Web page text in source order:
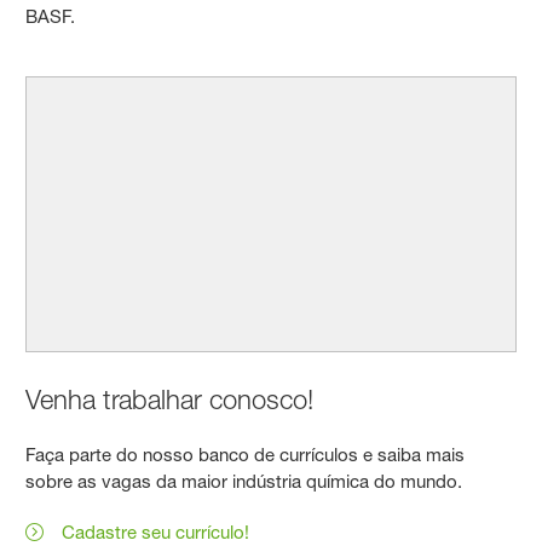
BASF.
Venha trabalhar conosco!
Faça parte do nosso banco de currículos e saiba mais
sobre as vagas da maior indústria química do mundo.
Cadastre seu currículo!